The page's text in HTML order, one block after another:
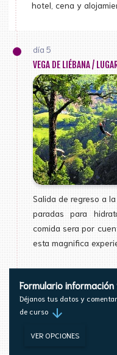
hotel, cena y
día 5
VEGA DE LIÉBANA /
Salida de regreso a
paradas para
comida sera por
esta magnifica
Formulario información
Déjanos tus datos y
de curso arrow_downward
VER OPCIONES